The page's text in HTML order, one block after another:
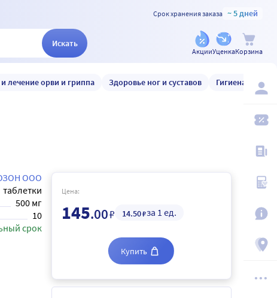
Срок хранения заказа ~ 5 дней
Искать
АкцииУценкаКорзина
лечение орви и гриппа Здоровье ног и суставов Гигиена и уход
ООО
таблетки
500 мг
10
срок
Цена:
145.00₽ 14.50₽за 1 ед.
Купить